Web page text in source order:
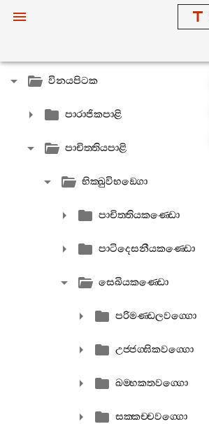
විනයපිටක
පාරාජිකපාළි
පාචිත‍්තියපාළි
භික‍්ඛුවිභඞ‍්ගො
පාචිත‍්තියකණ‍්ඩො
පාටිදෙසනීයකණ‍්ඩො
සෙඛියකණ‍්ඩො
පරිමණ‍්ඩලවග‍්ගො
උජ‍්ජග‍්ඝිකවග‍්ගො
ඛම‍්භකතවග‍්ගො
සක‍්කච‍්චවග‍්ගො